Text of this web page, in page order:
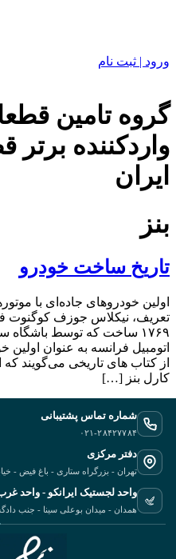
ورود | ثبت نام
گروه تامین
واردکننده
ایران
بنز
تاریخ ساخت خودرو
اولین خودروهای جاده‌ای با
تعریف، نیکلاس جوزف کوگنوت
۱۷۶۹ ساخت که توسط باشگاه
اتومبیل فرانسه به عنوان
از کتاب های تاریخی می‌گویند که
کارل بنز […]
شماره تماس پشتیبانی
۰۲۱-۲۸۴۲۷۷۸۴
دفتر مرکزی
تهران - بزرگراه ستاری - باغ فیض -
واحد لجستیک ایرانکو - واحد
همدان - میدان بوعلی سینا - جنب